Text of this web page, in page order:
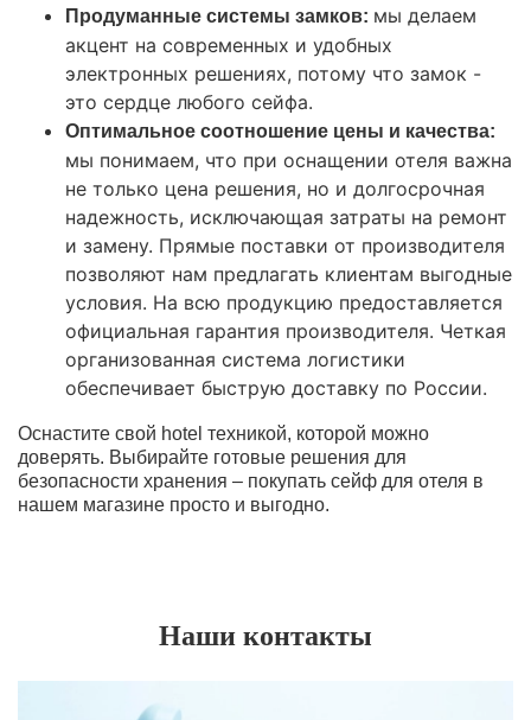
Продуманные системы замков: мы делаем
акцент на современных и удобных
электронных решениях, потому что замок -
это сердце любого сейфа.
Оптимальное соотношение цены и качества:
мы понимаем, что при оснащении отеля важна
не только цена решения, но и долгосрочная
надежность, исключающая затраты на ремонт
и замену. Прямые поставки от производителя
позволяют нам предлагать клиентам выгодные
условия. На всю продукцию предоставляется
официальная гарантия производителя. Четкая
организованная система логистики
обеспечивает быструю доставку по России.
Оснастите свой hotel техникой, которой можно
доверять. Выбирайте готовые решения для
безопасности хранения – покупать сейф для отеля в
нашем магазине просто и выгодно.
Наши контакты